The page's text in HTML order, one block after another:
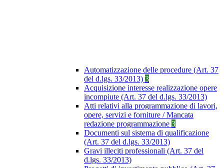
Automatizzazione delle procedure (Art. 37
del d.lgs. 33/2013) 3
Acquisizione interesse realizzazione opere
incompiute (Art. 37 del d.lgs. 33/2013)
Atti relativi alla programmazione di lavori,
opere, servizi e forniture / Mancata
redazione programmazione 3
Documenti sul sistema di qualificazione
(Art. 37 del d.lgs. 33/2013)
Gravi illeciti professionali (Art. 37 del
d.lgs. 33/2013)